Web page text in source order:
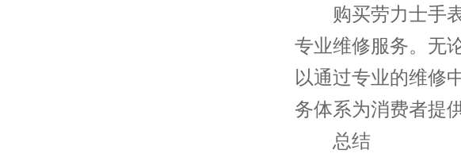
购买劳力士手表
专业维修服务。无
以通过专业的维修
务体系为消费者提
总结